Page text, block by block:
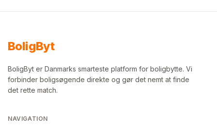
BoligByt
BoligByt er Danmarks smarteste platform for boligbytte. Vi
forbinder boligsøgende direkte og gør det nemt at finde
det rette match.
NAVIGATION